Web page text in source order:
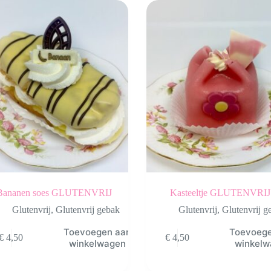
soes GLUTENVRIJ
Glutenvrij,Glutenvrij gebak
4,50
Toevoegen aan
winkelwagen
Kasteeltje GLUTENVRIJ
Glutenvrij,Glutenvrij
€ 4,50